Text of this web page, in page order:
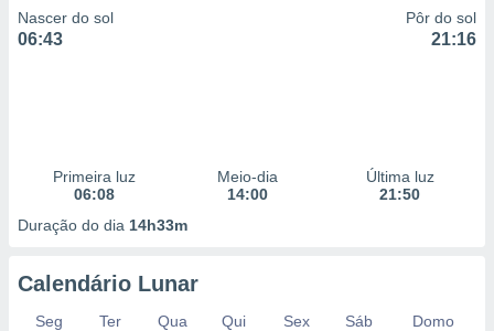
Nascer do sol
06:43
Pôr do sol
21:16
Primeira luz
06:08
Meio-dia
14:00
Última luz
21:50
Duração do dia 14h33m
Calendário Lunar
Seg Ter Qua Qui Sex Sáb
Domo